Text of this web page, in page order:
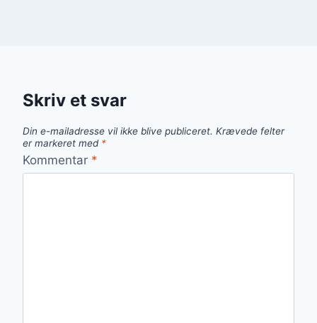
Skriv et svar
Din e-mailadresse vil ikke blive publiceret. Krævede felter
er markeret med *
Kommentar *